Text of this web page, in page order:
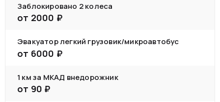
Заблокировано 2 колеса
от 2000 ₽
Эвакуатор легкий грузовик/микроавтобус
от 6000 ₽
1 км за МКАД внедорожник
от 90 ₽